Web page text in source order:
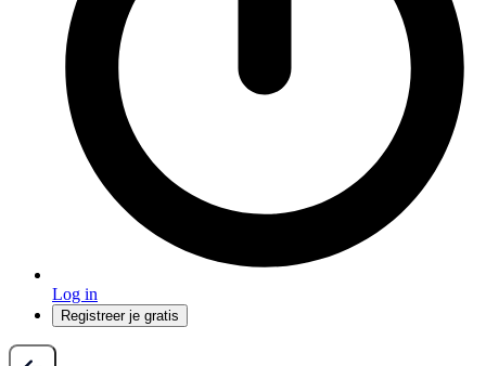
Log in
Registreer je gratis